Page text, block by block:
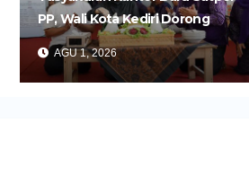
PP, Wali Kota Kediri Dorong
Pelayanan yang Lebih Cepat dan
Humanis
AGU 1, 2026